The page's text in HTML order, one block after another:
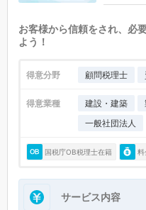
お客様から信頼をされ、必
よう！
得意分野 顧問税理士
得意業種 建設・建築
一般社団法人
国税庁OB税理士在籍 料
サービス内容